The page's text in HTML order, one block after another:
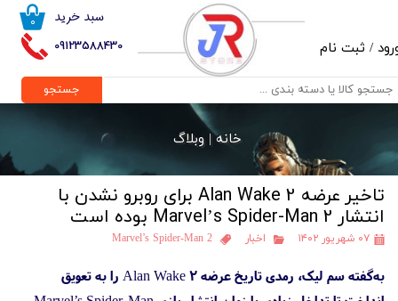
09123588430
۰ سبد خرید
/ ثبت نام
حساب کاربری من
تغییر گذر واژه
خروج از حساب کاربری
جستجو
خانه |وبلاگ
تاخیر عرضه Alan Wake 2 برای روبرو نشدن با
انتشار Marvel’s Spider-Man 2 بوده است
۰۷ شهریور ۱۴۰۲ اخبار Marvel’s Spider-Man 2
به‌گفته سم لیک، رمدی تاریخ عرضه Alan Wake 2 را به تعویق